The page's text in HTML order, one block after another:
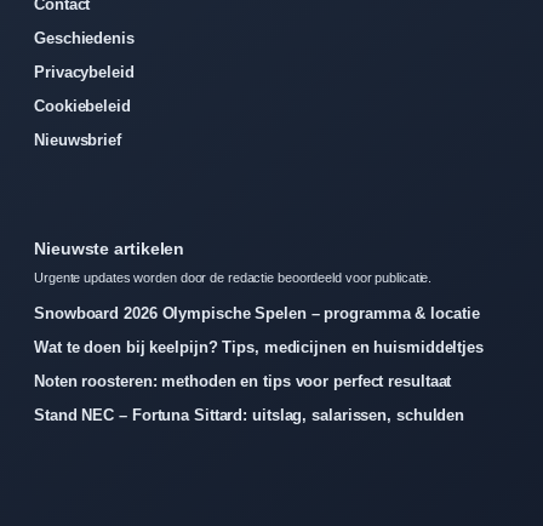
Contact
Geschiedenis
Privacybeleid
Cookiebeleid
Nieuwsbrief
Nieuwste artikelen
Urgente updates worden door de redactie beoordeeld voor publicatie.
Snowboard 2026 Olympische Spelen – programma & locatie
Wat te doen bij keelpijn? Tips, medicijnen en huismiddeltjes
Noten roosteren: methoden en tips voor perfect resultaat
Stand NEC – Fortuna Sittard: uitslag, salarissen, schulden